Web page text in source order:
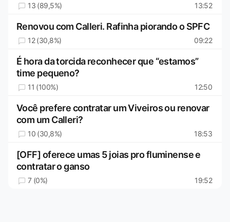
13 (89,5%) 13:52
Renovou com Calleri. Rafinha piorando o SPFC
12 (30,8%) 09:22
É hora da torcida reconhecer que “estamos”
time pequeno?
11 (100%) 12:50
Você prefere contratar um Viveiros ou renovar
com um Calleri?
10 (30,8%) 18:53
[OFF] oferece umas 5 joias pro fluminense e
contratar o ganso
7 (0%) 19:52